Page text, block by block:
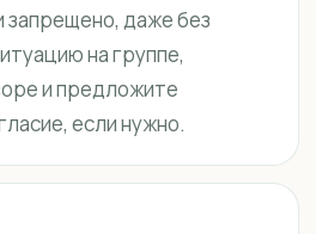
запрещено, даже без
на группе,
и предложите
если нужно.